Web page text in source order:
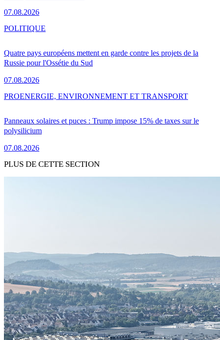
07.08.2026
Quatre pays européens mettent en garde contre les projets de la
Russie pour l'Ossétie du Sud
07.08.2026
POLITIQUE
Panneaux solaires et puces : Trump impose 15% de taxes sur le
polysilicium
07.08.2026
PROENERGIE, ENVIRONNEMENT ET TRANSPORT
PLUS DE CETTE SECTION